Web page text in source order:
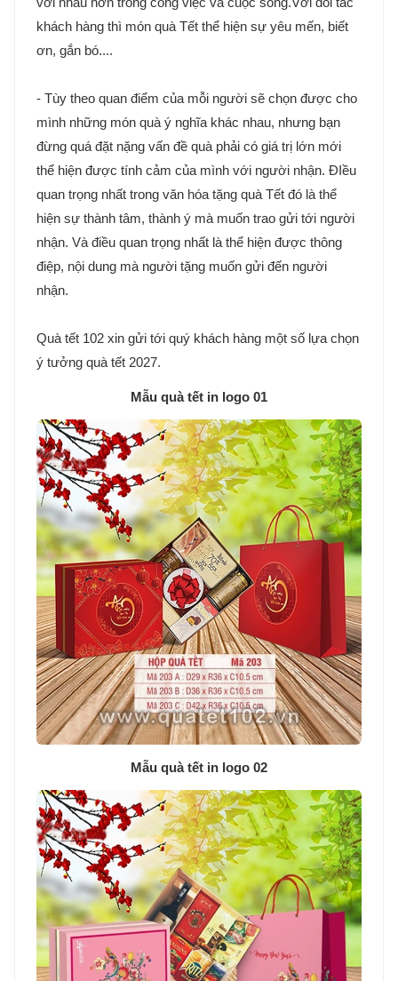
khách hàng thì món quà Tết thể hiện sự yêu mến, biết
ơn, gắn bó....
- Tùy theo quan điểm của mỗi người sẽ chọn được cho
mình những món quà ý nghĩa khác nhau, nhưng bạn
đừng quá đặt nặng vấn đề quà phải có giá trị lớn mới
thể hiện được tính cảm của mình với người nhận. ĐIều
quan trọng nhất trong văn hóa tặng quà Tết đó là thể
hiện sự thành tâm, thành ý mà muốn trao gửi tới người
nhận. Và điều quan trọng nhất là thể hiện được thông
điệp, nội dung mà người tặng muốn gửi đến người
nhận.
Quà tết 102 xin gửi tới quý khách hàng một số lựa chọn
ý tưởng quà tết 2027.
Mẫu quà tết in logo 01
Mẫu quà tết in logo 02